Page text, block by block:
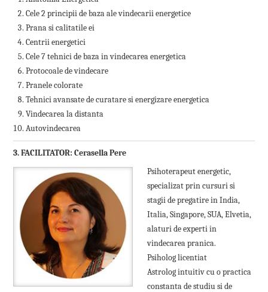
Cele 2 principii de baza ale vindecarii energetice
Prana si calitatile ei
Centrii energetici
Cele 7 tehnici de baza in vindecarea energetica
Protocoale de vindecare
Pranele colorate
Tehnici avansate de curatare si energizare energetica
Vindecarea la distanta
Autovindecarea
3. FACILITATOR: Cerasella Pere
Psihoterapeut energetic,
specializat prin cursuri si
stagii de pregatire in India,
Italia, Singapore, SUA, Elvetia,
alaturi de experti in
vindecarea pranica.
Psiholog licentiat
Astrolog intuitiv cu o practica
constanta de studiu si de